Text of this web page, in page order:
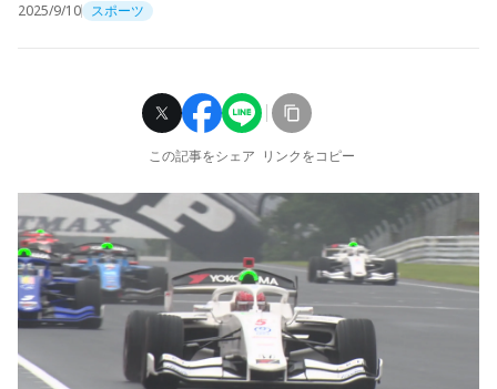
2025/9/10 スポーツ
この記事をシェア リンクをコピー